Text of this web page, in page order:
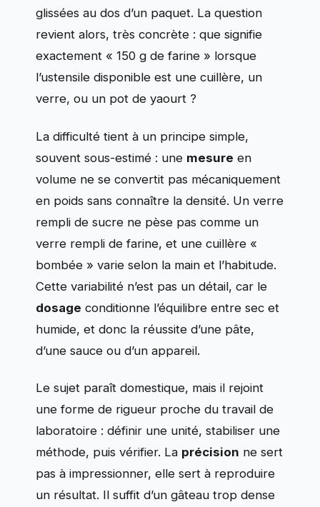
glissées au dos d’un paquet. La question
revient alors, très concrète : que signifie
exactement « 150 g de farine » lorsque
l’ustensile disponible est une cuillère, un
verre, ou un pot de yaourt ?
La difficulté tient à un principe simple,
souvent sous-estimé : une mesure en
volume ne se convertit pas mécaniquement
en poids sans connaître la densité. Un verre
rempli de sucre ne pèse pas comme un
verre rempli de farine, et une cuillère «
bombée » varie selon la main et l’habitude.
Cette variabilité n’est pas un détail, car le
dosage conditionne l’équilibre entre sec et
humide, et donc la réussite d’une pâte,
d’une sauce ou d’un appareil.
Le sujet paraît domestique, mais il rejoint
une forme de rigueur proche du travail de
laboratoire : définir une unité, stabiliser une
méthode, puis vérifier. La précision ne sert
pas à impressionner, elle sert à reproduire
un résultat. Il suffit d’un gâteau trop dense